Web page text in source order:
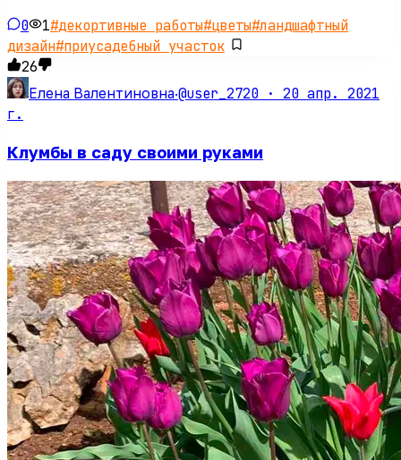
0 1#декортивные работы#цветы#ландшафтный
дизайн#приусадебный участок
26
Елена Валентиновна·@user_2720 · 20 апр. 2021
г.
Клумбы в саду своими руками